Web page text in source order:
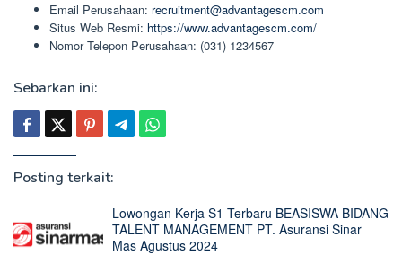
Email Perusahaan: recruitment@advantagescm.com
Situs Web Resmi: https://www.advantagescm.com/
Nomor Telepon Perusahaan: (031) 1234567
Sebarkan ini:
Posting terkait:
Lowongan Kerja S1 Terbaru BEASISWA BIDANG
TALENT MANAGEMENT PT. Asuransi Sinar
Mas Agustus 2024